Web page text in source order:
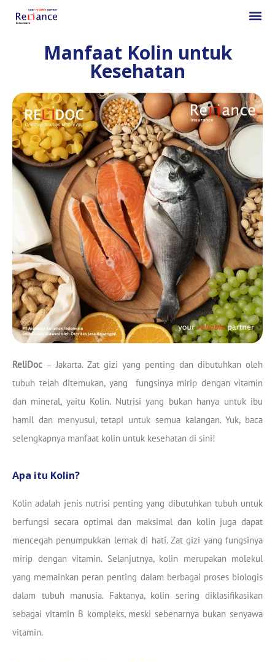
Manfaat Kolin untuk
Kesehatan
ReliDoc – Jakarta. Zat gizi yang penting dan dibutuhkan oleh
tubuh telah ditemukan, yang fungsinya mirip dengan vitamin
dan mineral, yaitu Kolin. Nutrisi yang bukan hanya untuk ibu
hamil dan menyusui, tetapi untuk semua kalangan. Yuk, baca
selengkapnya manfaat kolin untuk kesehatan di sini!
Apa itu Kolin?
Kolin adalah jenis nutrisi penting yang dibutuhkan tubuh untuk
berfungsi secara optimal dan maksimal dan kolin juga dapat
mencegah penumpukkan lemak di hati. Zat gizi yang fungsinya
mirip dengan vitamin. Selanjutnya, kolin merupakan molekul
yang memainkan peran penting dalam berbagai proses biologis
dalam tubuh manusia. Faktanya, kolin sering diklasifikasikan
sebagai vitamin B kompleks, meski sebenarnya bukan senyawa
vitamin.